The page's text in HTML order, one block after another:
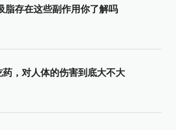
脂存在这些副作用你了解吗
，对人体的伤害到底大不大